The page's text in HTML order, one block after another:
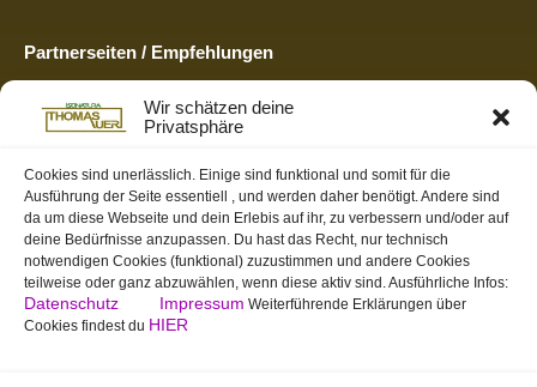
Wir schätzen deine
Privatsphäre
Cookies sind unerlässlich. Einige sind funktional und somit für die
Ausführung der Seite essentiell , und werden daher benötigt. Andere sind
da um diese Webseite und dein Erlebis auf ihr, zu verbessern und/oder auf
deine Bedürfnisse anzupassen. Du hast das Recht, nur technisch
notwendigen Cookies (funktional) zuzustimmen und andere Cookies
teilweise oder ganz abzuwählen, wenn diese aktiv sind. Ausführliche Infos:
Datenschutz Impressum Weiterführende Erklärungen über
Cookies findest du HIER
Partnerseiten / Empfehlungen
Massagen und Kosmetik. Gönnen Sie sich was Gutes.
Ihr Partner für zukunftsorientierte Informatik
Swiss-skymodel
opens your eyes
St. Gallen Info
Dein Tor zur Ostschweiz
tmas.ch